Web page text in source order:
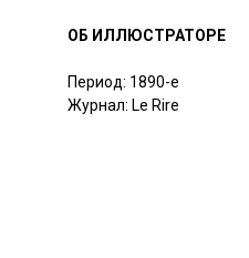
ОБ ИЛЛЮСТРАТОРЕ
Период: 1890-е
Журнал: Le Rire